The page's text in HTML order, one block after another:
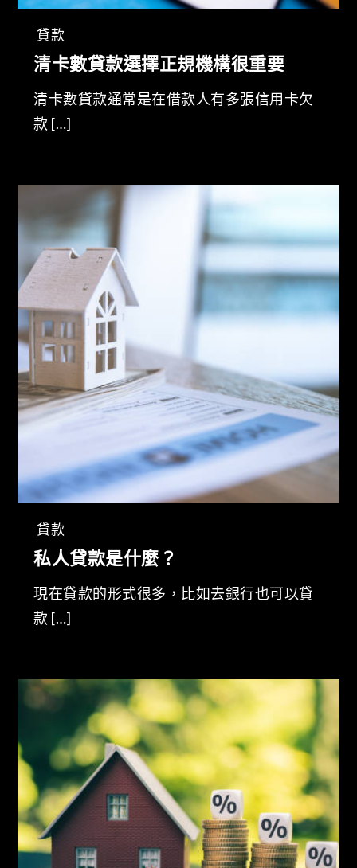
貸款
清卡數貸款選擇正規機構很重要
清卡數貸款通常是在借款人有多張信用卡欠
款 […]
貸款
私人貸款是什麼？
現在貸款的形式很多，比如去銀行也可以貸
款 […]